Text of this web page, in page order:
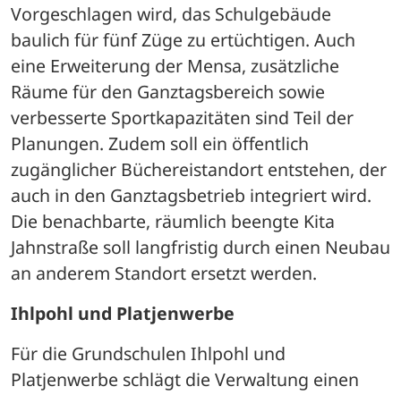
Vorgeschlagen wird, das Schulgebäude
baulich für fünf Züge zu ertüchtigen. Auch
eine Erweiterung der Mensa, zusätzliche
Räume für den Ganztagsbereich sowie
verbesserte Sportkapazitäten sind Teil der
Planungen. Zudem soll ein öffentlich
zugänglicher Büchereistandort entstehen, der
auch in den Ganztagsbetrieb integriert wird.
Die benachbarte, räumlich beengte Kita
Jahnstraße soll langfristig durch einen Neubau
an anderem Standort ersetzt werden.
Ihlpohl und Platjenwerbe
Für die Grundschulen Ihlpohl und
Platjenwerbe schlägt die Verwaltung einen